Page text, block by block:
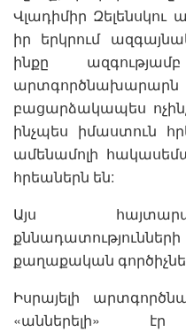
Վլադիմիր Զելենսկու
իր երկրում
ինքը
բացարձակապես
ինչպես իմաստուն
ամենամոլի
հրեաներն են:
Այս
քաղաքական
Իսրայելի
«աններելի»